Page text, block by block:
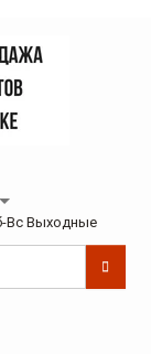
Вс Выходные